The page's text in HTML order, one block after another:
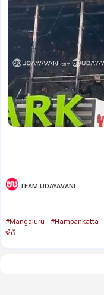
TEAM UDAYAVANI
#Mangaluru #Hampankatta
ಳಿಗೆ